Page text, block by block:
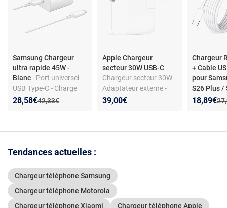
Samsung Chargeur
ultra rapide 45W -
Blanc- Port universel
USB Type-C - Charge
ultra rapide 2.0
Ancien prix :
42,33€
Nouveau prix :
28,58€
Réduction de :
Apple Chargeur
secteur 30W USB-C-
Chargeur secteur 30W -
Adaptateur externe -
Certification CE
39,00€
Chargeur
+ Cable
pour
S26 Plus /
S25 / S24
Nouveau
18,89€
Tendances actuelles :
Chargeur téléphone Samsung
Chargeur téléphone Motorola
Chargeur téléphone Xiaomi
Chargeur téléphone Apple